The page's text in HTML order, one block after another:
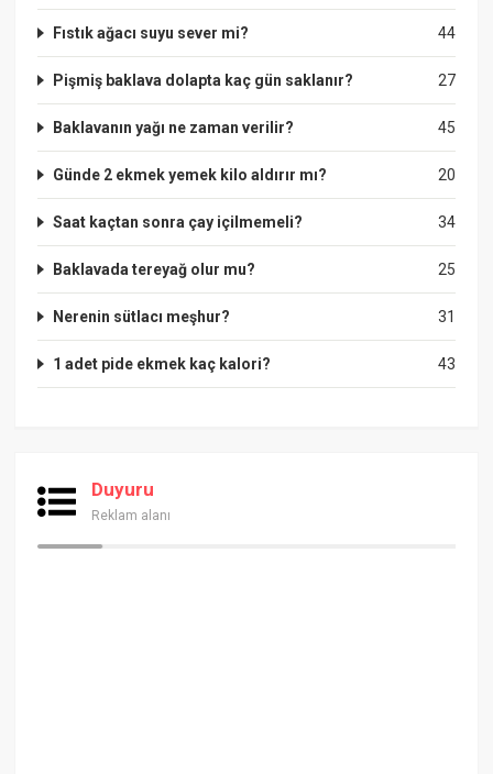
44
Fıstık ağacı suyu sever mi?
27
Pişmiş baklava dolapta kaç gün saklanır?
45
Baklavanın yağı ne zaman verilir?
20
Günde 2 ekmek yemek kilo aldırır mı?
34
Saat kaçtan sonra çay içilmemeli?
25
Baklavada tereyağ olur mu?
31
Nerenin sütlacı meşhur?
43
1 adet pide ekmek kaç kalori?
Duyuru
Reklam alanı